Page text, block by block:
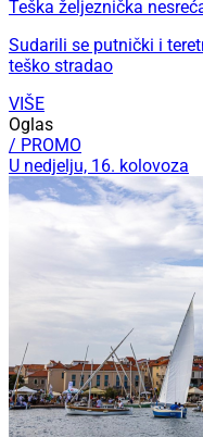
Teška željeznička
Sudarili se putnički i
teško stradao
VIŠE
Oglas
/ PROMO
U nedjelju, 16. kolovoza